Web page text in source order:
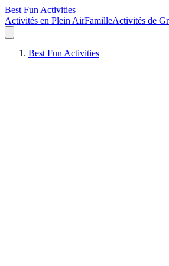
Best Fun Activities
Activités en Plein AirFamilleActivités de
Best Fun Activities